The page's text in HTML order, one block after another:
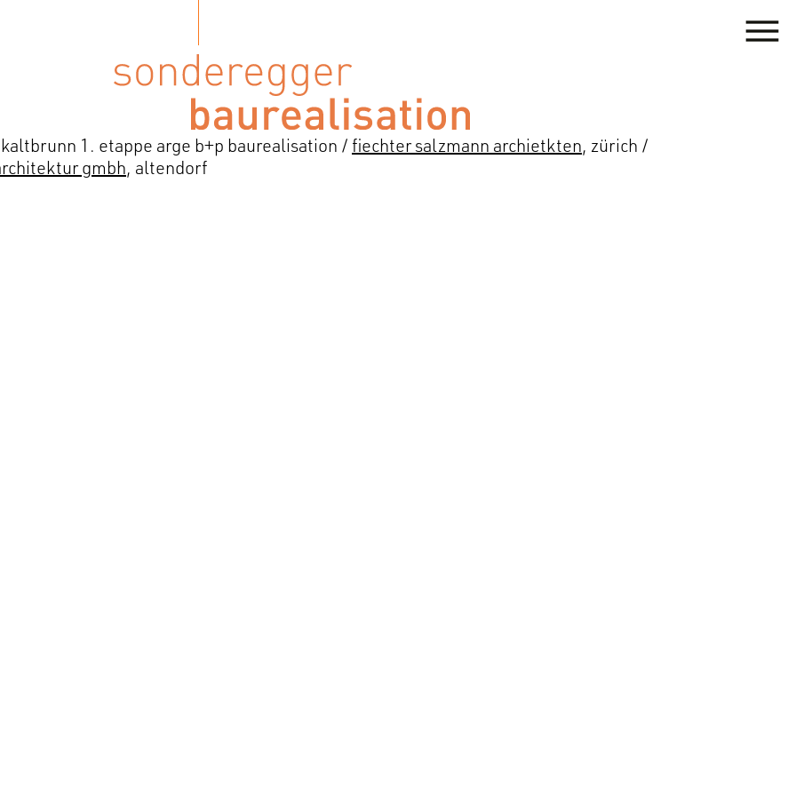
kaltbrunn 1. etappe arge b+p baurealisation / fiechter salzmann archietkten, zürich /
gmbh, altendorf